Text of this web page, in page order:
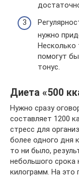
нужно
Несколько
помогут
тонус.
Диета «500
Нужно сразу
составляет 1200
стресс для
более одного дня
то ни было,
небольшого срока
килограмм. На это